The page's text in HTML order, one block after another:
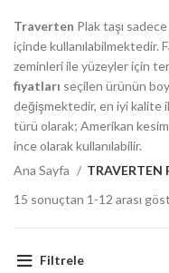
Traverten Plak taşı
içinde kullanılabilmektedir.
zeminleri ile yüzeyler için
fiyatları seçilen ürünün
değişmektedir, en iyi kalite
türü olarak; Amerikan
ince olarak kullanılabilir.
Ana Sayfa
TRAVERTEN
15 sonuçtan 1-12 arası
Filtrele